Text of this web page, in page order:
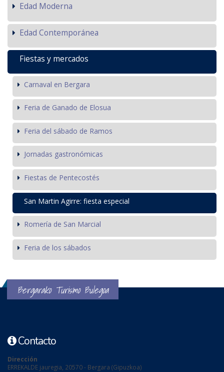
Edad Moderna
Edad Contemporánea
Fiestas y mercados
Carnaval en Bergara
Feria de Ganado de Elosua
Feria del sábado de Ramos
Jornadas gastronómicas
Fiestas de Pentecostés
San Martin Agirre: fiesta especial
Romería de San Marcial
Feria de los sábados
Bergarako Turismo Bulegoa
Contacto
Dirección
ERREKALDE jauregia, 20570 - Bergara (Gipuzkoa)